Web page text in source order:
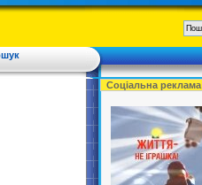
Соціальна реклама